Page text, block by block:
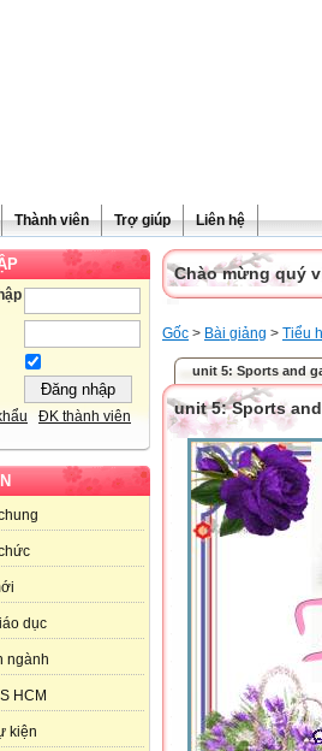
Thành viên Trợ giúp Liên hệ
ĐK thành viên
dục
ngành
HCM
kiện
Chào mừng quý
Gốc > Bài giảng > Tiểu
unit 5: Sports and
unit 5: Sports